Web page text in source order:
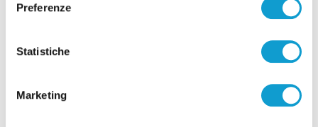
Preferenze
Statistiche
Marketing